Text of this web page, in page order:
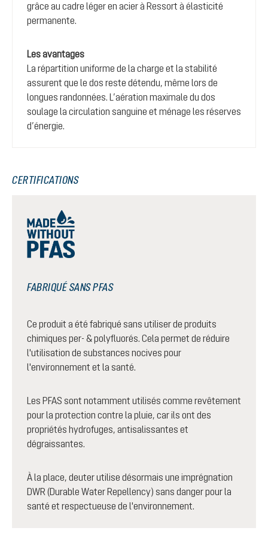
grâce au cadre léger en acier à Ressort à élasticité
permanente.
Les avantages
La répartition uniforme de la charge et la stabilité
assurent que le dos reste détendu, même lors de
longues randonnées. L’aération maximale du dos
soulage la circulation sanguine et ménage les réserves
d’énergie.
CERTIFICATIONS
FABRIQUÉ SANS PFAS
Ce produit a été fabriqué sans utiliser de produits
chimiques per- & polyfluorés. Cela permet de réduire
l'utilisation de substances nocives pour
l'environnement et la santé.
Les PFAS sont notamment utilisés comme revêtement
pour la protection contre la pluie, car ils ont des
propriétés hydrofuges, antisalissantes et
dégraissantes.
À la place, deuter utilise désormais une imprégnation
DWR (Durable Water Repellency) sans danger pour la
santé et respectueuse de l'environnement.